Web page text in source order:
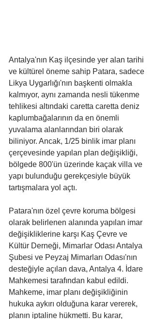
Antalya'nın Kaş ilçesinde yer alan tarihi
ve kültürel öneme sahip Patara, sadece
Likya Uygarlığı'nın başkenti olmakla
kalmıyor, aynı zamanda nesli tükenme
tehlikesi altındaki caretta caretta deniz
kaplumbağalarının da en önemli
yuvalama alanlarından biri olarak
biliniyor. Ancak, 1/25 binlik imar planı
çerçevesinde yapılan plan değişikliği,
bölgede 800'ün üzerinde kaçak villa ve
yapı bulunduğu gerekçesiyle büyük
tartışmalara yol açtı.
Patara'nın özel çevre koruma bölgesi
olarak belirlenen alanında yapılan imar
değişikliklerine karşı Kaş Çevre ve
Kültür Derneği, Mimarlar Odası Antalya
Şubesi ve Peyzaj Mimarları Odası'nın
desteğiyle açılan dava, Antalya 4. İdare
Mahkemesi tarafından kabul edildi.
Mahkeme, imar planı değişikliğinin
hukuka aykırı olduğuna karar vererek,
planın iptaline hükmetti. Bu karar,